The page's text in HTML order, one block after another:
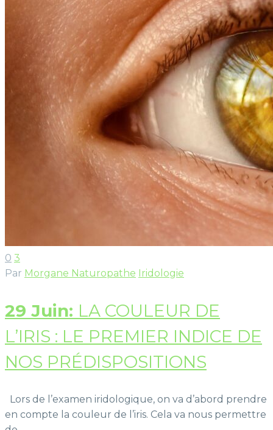
0 3
Par Morgane Naturopathe Iridologie
29 Juin: LA COULEUR DE
L’IRIS : LE PREMIER INDICE DE
NOS PRÉDISPOSITIONS
Lors de l’examen iridologique, on va d’abord prendre
en compte la couleur de l’iris. Cela va nous permettre